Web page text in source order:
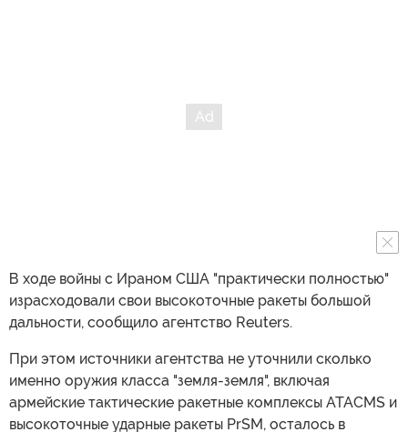
В ходе войны с Ираном США "практически полностью"
израсходовали свои высокоточные ракеты большой
дальности, сообщило агентство Reuters.
При этом источники агентства не уточнили сколько
именно оружия класса "земля-земля", включая
армейские тактические ракетные комплексы ATACMS и
высокоточные ударные ракеты PrSM, осталось в